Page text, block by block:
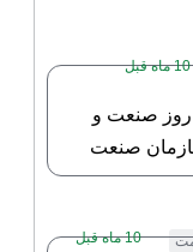
10 ماه قبل
صنعت و
صنعت
خانه
قم
10 ماه قبل